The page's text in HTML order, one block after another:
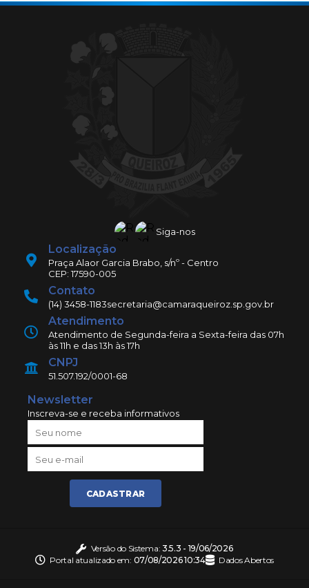
Siga-nos
Localização
Praça Alaor Garcia Brabo, s/nº - Centro
CEP: 17590-005
Contato
(14) 3458-1183secretaria@camaraqueiroz.sp.gov.br
Atendimento
Atendimento de Segunda-feira a Sexta-feira das 07h
às 11h e das 13h às 17h
CNPJ
51.507.192/0001-68
Newsletter
Inscreva-se e receba informativos
CADASTRAR
Versão do Sistema: 3.5.3 - 19/06/2026
Portal atualizado em: 07/08/2026 10:34 Dados Abertos